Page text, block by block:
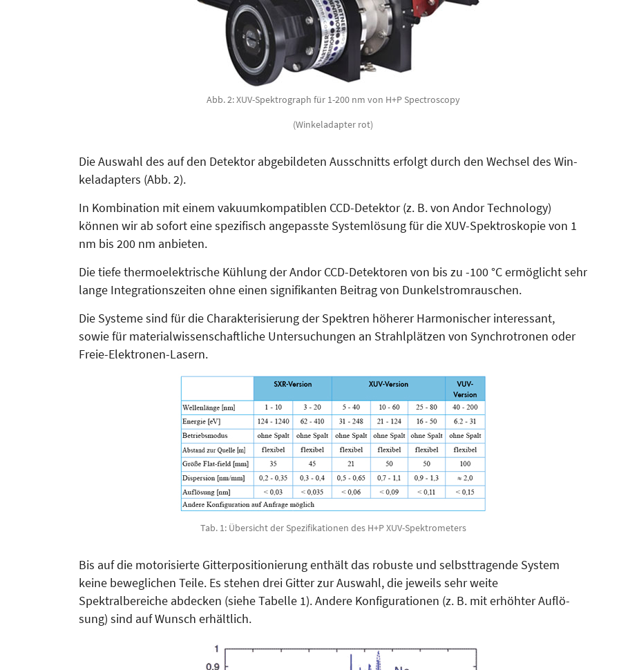
Abb. 2: XUV-Spektrograph für 1-200 nm von H+P Spectroscopy
(Winkeladapter rot)
Die Aus­wahl des auf den Detektor abgebildeten Ausschnitts erfolgt durch den Wechsel des Win­
kel­adapters (Abb. 2).
In Kombination mit einem vakuumkompatiblen CCD-Detektor (z. B. von Andor Technology)
können wir ab sofort eine spezifisch ange­passte Sys­temlösung für die XUV-Spek­troskopie von 1
nm bis 200 nm anbieten.
Die tiefe thermoelektrische Kühlung der Andor CCD-Detektoren von bis zu -100 °C ermöglicht sehr
lange Integrationszeiten ohne einen signifikanten Beitrag von Dunkel­strom­rauschen.
Die Systeme sind für die Cha­rak­­te­risierung der Spektren höherer Har­mo­nischer interessant,
sowie für materialwissenschaftliche Untersuchungen an Strahlplätzen von Synchrotronen oder
Freie-Elektronen-Lasern.
Tab. 1: Übersicht der Spezifikationen des H+P XUV-Spektrometers
Bis auf die motorisierte Gitterpo­sitionierung enthält das robuste und selbsttragende System
keine beweglichen Teile. Es stehen drei Gitter zur Auswahl, die jeweils sehr weite
Spektralbereiche abdecken (siehe Tabelle 1). Andere Kon­figurationen (z. B. mit erhöhter Auf­lö­
sung) sind auf Wunsch erhältlich.